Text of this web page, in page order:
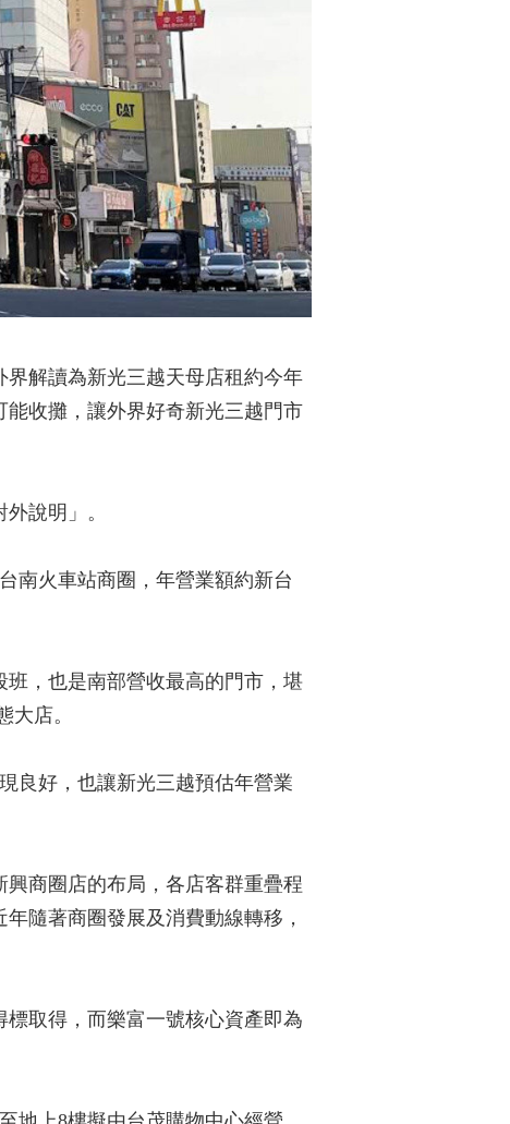
解讀為新光三越天母店租約今年
收攤，讓外界好奇新光三越門市
說明」。
南火車站商圈，年營業額約新台
，也是南部營收最高的門市，堪
店。
良好，也讓新光三越預估年營業
商圈店的布局，各店客群重疊程
隨著商圈發展及消費動線轉移，
取得，而樂富一號核心資產即為